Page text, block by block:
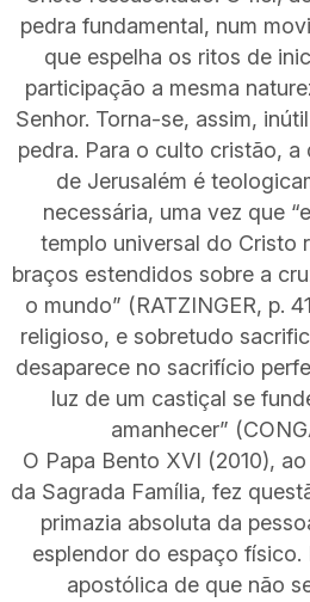
pedra fundamental, num
que espelha os ritos de
participação a mesma
Senhor. Torna-se, assim,
pedra. Para o culto cristão,
de Jerusalém é
necessária, uma vez que
templo universal do Cristo
braços estendidos sobre a
o mundo” (RATZINGER, p.
religioso, e sobretudo
desaparece no sacrifício
luz de um castiçal se
amanhecer”
O Papa Bento XVI (2010),
da Sagrada Família, fez
primazia absoluta da
esplendor do espaço físico.
apostólica de que não